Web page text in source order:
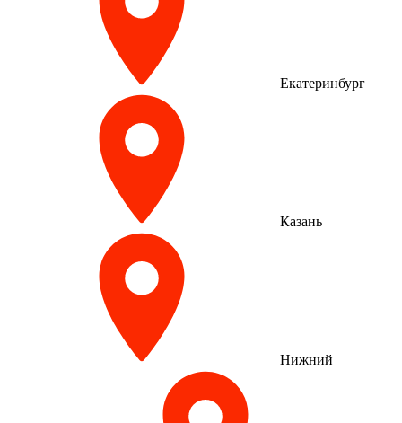
Екатеринбург
Казань
Нижний